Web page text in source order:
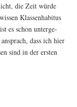
die Zeit wür­de
Klas­sen­ha­bi­tus
es schon unter­ge­
dass ich hier
sind in der ers­ten